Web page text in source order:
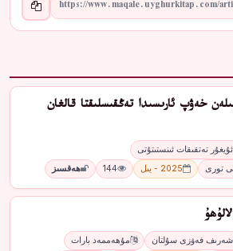
خەۋپ ئارىسىدا تەڭقىسلىقتا قالغان
ئۇيغۇر تەتقىقات ئىنستىتۇتى
تورى
2025 - يىل 144 ھەقسىز
شەرىف فەۋزى سۇلتان
مۇھەممەد بارات